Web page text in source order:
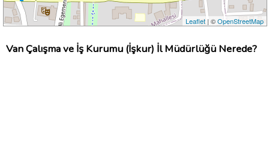
Leaflet | ©OpenStreetMap
Van Çalışma ve İş Kurumu (İşkur) İl Müdürlüğü Nerede?